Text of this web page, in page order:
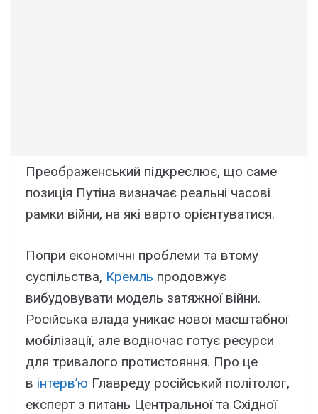
Преображенський підкреслює, що саме
позиція Путіна визначає реальні часові
рамки війни, на які варто орієнтуватися.
Попри економічні проблеми та втому
суспільства, Кремль продовжує
вибудовувати модель затяжної війни.
Російська влада уникає нової масштабної
мобілізації, але водночас готує ресурси
для тривалого протистояння. Про це
в інтерв’ю Главреду російський політолог,
експерт з питань Центральної та Східної